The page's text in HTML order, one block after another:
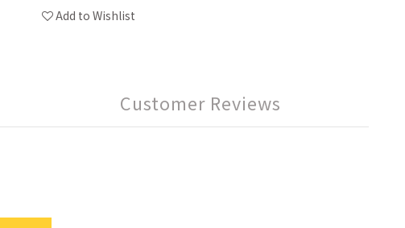
Add to Wishlist
Customer Reviews